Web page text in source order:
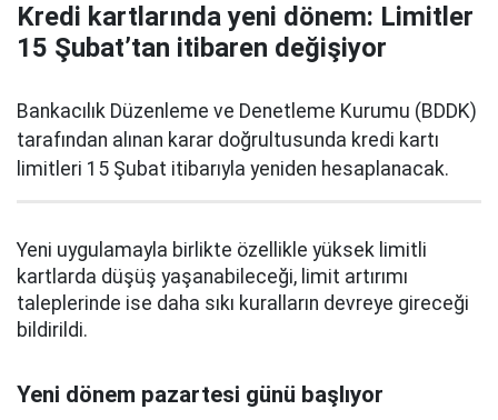
Kredi kartlarında yeni dönem: Limitler
15 Şubat’tan itibaren değişiyor
Bankacılık Düzenleme ve Denetleme Kurumu (BDDK)
tarafından alınan karar doğrultusunda kredi kartı
limitleri 15 Şubat itibarıyla yeniden hesaplanacak.
Yeni uygulamayla birlikte özellikle yüksek limitli
kartlarda düşüş yaşanabileceği, limit artırımı
taleplerinde ise daha sıkı kuralların devreye gireceği
bildirildi.
Yeni dönem pazartesi günü başlıyor